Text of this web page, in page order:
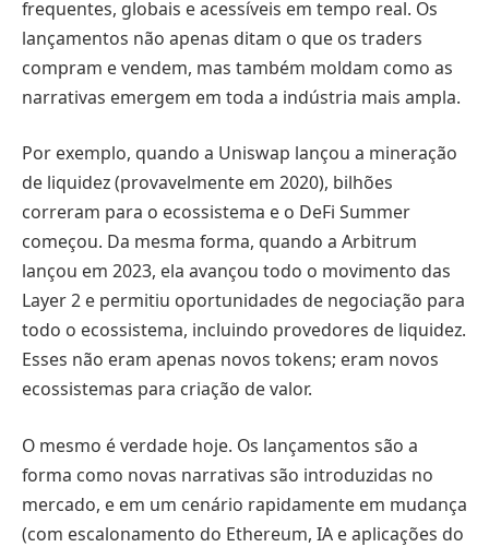
frequentes, globais e acessíveis em tempo real. Os
lançamentos não apenas ditam o que os traders
compram e vendem, mas também moldam como as
narrativas emergem em toda a indústria mais ampla.
Por exemplo, quando a Uniswap lançou a mineração
de liquidez (provavelmente em 2020), bilhões
correram para o ecossistema e o DeFi Summer
começou. Da mesma forma, quando a Arbitrum
lançou em 2023, ela avançou todo o movimento das
Layer 2 e permitiu oportunidades de negociação para
todo o ecossistema, incluindo provedores de liquidez.
Esses não eram apenas novos tokens; eram novos
ecossistemas para criação de valor.
O mesmo é verdade hoje. Os lançamentos são a
forma como novas narrativas são introduzidas no
mercado, e em um cenário rapidamente em mudança
(com escalonamento do Ethereum, IA e aplicações do